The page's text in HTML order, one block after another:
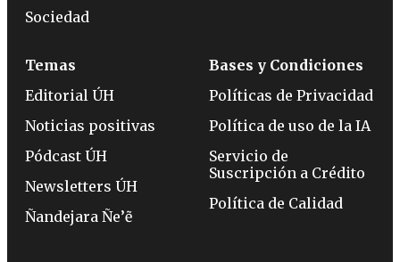
Sociedad
Temas
Editorial ÚH
Noticias positivas
Pódcast ÚH
Newsletters ÚH
Ñandejara Ñe’ẽ
Bases y Condiciones
Políticas de Privacidad
Política de uso de la IA
Servicio de
Suscripción a Crédito
Política de Calidad